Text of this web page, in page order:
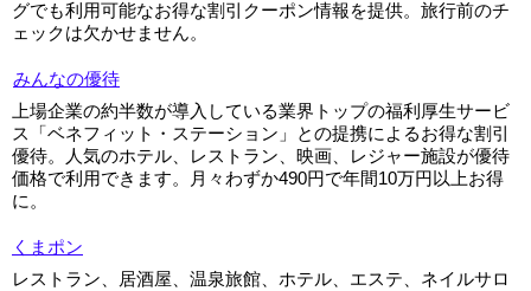
グでも利用可能なお得な割引クーポン情報を提供。旅行前のチ
ェックは欠かせません。
みんなの優待
上場企業の約半数が導入している業界トップの福利厚生サービ
ス「ベネフィット・ステーション」との提携によるお得な割引
優待。人気のホテル、レストラン、映画、レジャー施設が優待
価格で利用できます。月々わずか490円で年間10万円以上お得
に。
くまポン
レストラン、居酒屋、温泉旅館、ホテル、エステ、ネイルサロ